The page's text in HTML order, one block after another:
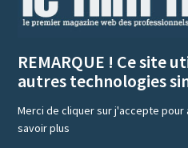
REMARQUE ! Ce site
autres technologies
Merci de cliquer sur j'accepte
savoir plus